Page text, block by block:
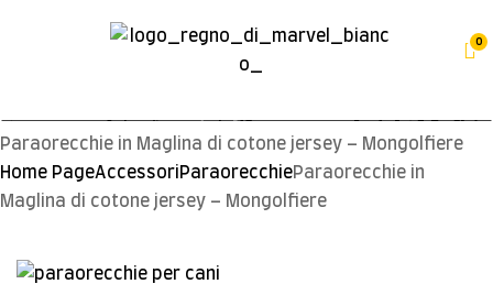
0
Paraorecchie in Maglina di cotone jersey – Mongolfiere
Home PageAccessoriParaorecchieParaorecchie in
Maglina di cotone jersey – Mongolfiere